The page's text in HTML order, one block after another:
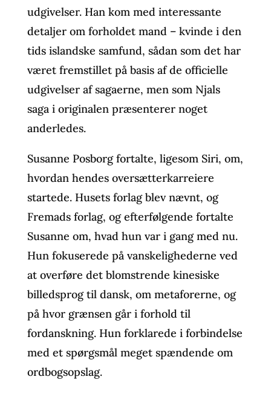
udgivelser. Han kom med interessante
detaljer om forholdet mand – kvinde i den
tids islandske samfund, sådan som det har
været fremstillet på basis af de officielle
udgivelser af sagaerne, men som Njals
saga i originalen præsenterer noget
anderledes.
Susanne Posborg fortalte, ligesom Siri, om,
hvordan hendes oversætterkarreiere
startede. Husets forlag blev nævnt, og
Fremads forlag, og efterfølgende fortalte
Susanne om, hvad hun var i gang med nu.
Hun fokuserede på vanskelighederne ved
at overføre det blomstrende kinesiske
billedsprog til dansk, om metaforerne, og
på hvor grænsen går i forhold til
fordanskning. Hun forklarede i forbindelse
med et spørgsmål meget spændende om
ordbogsopslag.